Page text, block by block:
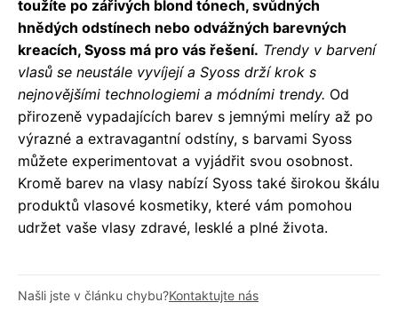
toužíte po zářivých blond tónech, svůdných
hnědých odstínech nebo odvážných barevných
kreacích, Syoss má pro vás řešení. Trendy v barvení
vlasů se neustále vyvíjejí a Syoss drží krok s
nejnovějšími technologiemi a módními trendy. Od
přirozeně vypadajících barev s jemnými melíry až po
výrazné a extravagantní odstíny, s barvami Syoss
můžete experimentovat a vyjádřit svou osobnost.
Kromě barev na vlasy nabízí Syoss také širokou škálu
produktů vlasové kosmetiky, které vám pomohou
udržet vaše vlasy zdravé, lesklé a plné života.
Našli jste v článku chybu?Kontaktujte nás